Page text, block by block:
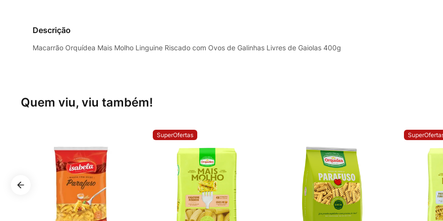
Descrição
Macarrão Orquídea Mais Molho Linguine Riscado com Ovos de Galinhas Livres de Gaiolas 400g
Quem viu, viu também!
SuperOfertas